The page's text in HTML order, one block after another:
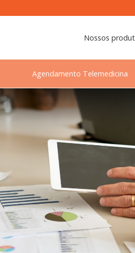
Nossos
Agendamento Telemedicina